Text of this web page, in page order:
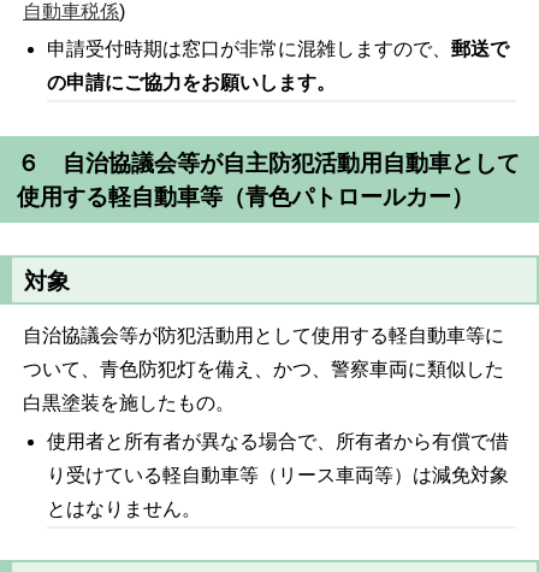
自動車税係)
申請受付時期は窓口が非常に混雑しますので、郵送で
の申請にご協力をお願いします。
６ 自治協議会等が自主防犯活動用自動車として
使用する軽自動車等（青色パトロールカー）
対象
自治協議会等が防犯活動用として使用する軽自動車等に
ついて、青色防犯灯を備え、かつ、警察車両に類似した
白黒塗装を施したもの。
使用者と所有者が異なる場合で、所有者から有償で借
り受けている軽自動車等（リース車両等）は減免対象
とはなりません。